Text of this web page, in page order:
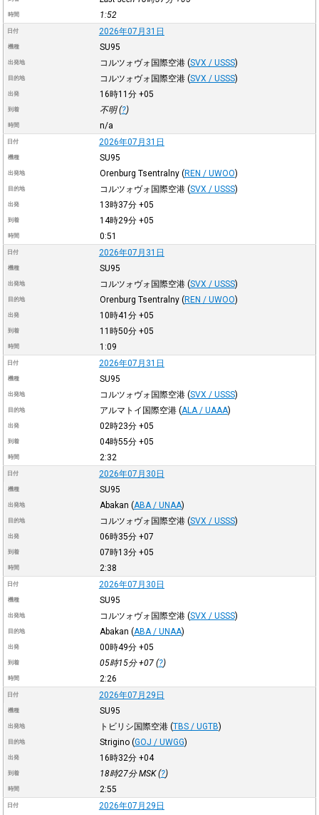
時間 1:52
日付 2026年07月31日
機種 SU95
出発地 コルツォヴォ国際空港 (SVX / USSS)
目的地 コルツォヴォ国際空港 (SVX / USSS)
出発 16時11分 +05
到着 不明 (?)
時間 n/a
日付 2026年07月31日
機種 SU95
出発地 Orenburg Tsentralny (REN / UWOO)
目的地 コルツォヴォ国際空港 (SVX / USSS)
出発 13時37分 +05
到着 14時29分 +05
時間 0:51
日付 2026年07月31日
機種 SU95
出発地 コルツォヴォ国際空港 (SVX / USSS)
目的地 Orenburg Tsentralny (REN / UWOO)
出発 10時41分 +05
到着 11時50分 +05
時間 1:09
日付 2026年07月31日
機種 SU95
出発地 コルツォヴォ国際空港 (SVX / USSS)
目的地 アルマトイ国際空港 (ALA / UAAA)
出発 02時23分 +05
到着 04時55分 +05
時間 2:32
日付 2026年07月30日
機種 SU95
出発地 Abakan (ABA / UNAA)
目的地 コルツォヴォ国際空港 (SVX / USSS)
出発 06時35分 +07
到着 07時13分 +05
時間 2:38
日付 2026年07月30日
機種 SU95
出発地 コルツォヴォ国際空港 (SVX / USSS)
目的地 Abakan (ABA / UNAA)
出発 00時49分 +05
到着 05時15分+07(?)
時間 2:26
日付 2026年07月29日
機種 SU95
出発地 トビリシ国際空港 (TBS / UGTB)
目的地 Strigino (GOJ / UWGG)
出発 16時32分 +04
到着 18時27分MSK(?)
時間 2:55
日付 2026年07月29日